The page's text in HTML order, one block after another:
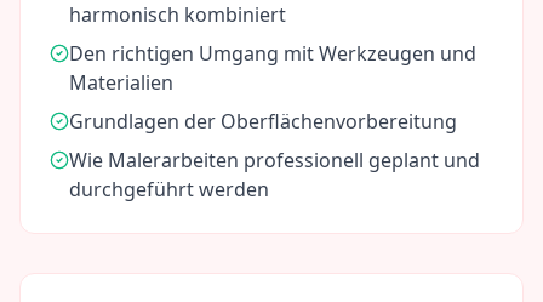
harmonisch kombiniert
Den richtigen Umgang mit Werkzeugen und
Materialien
Grundlagen der Oberflächenvorbereitung
Wie Malerarbeiten professionell geplant und
durchgeführt werden